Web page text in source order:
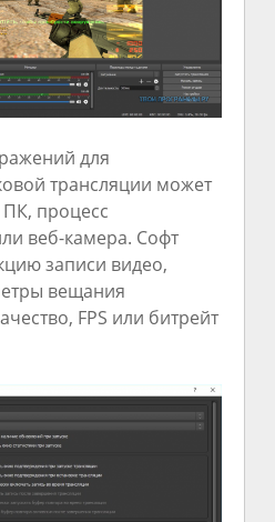
для
трансляции может
процесс
веб-камера. Софт
записи видео,
вещания
FPS или битрейт